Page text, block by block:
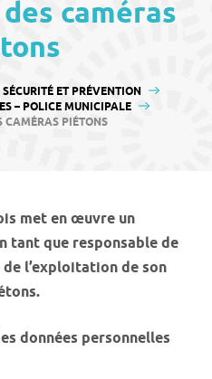
caméras
SÉCURITÉ ET PRÉVENTION
– POLICE MUNICIPALE
CAMÉRAS PIÉTONS
met en œuvre un
tant que responsable de
l’exploitation de son
données personnelles